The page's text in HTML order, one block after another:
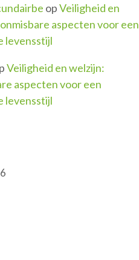
opVeiligheid en
aspecten voor een
levensstijl
Veiligheid en welzijn:
aspecten voor een
levensstijl